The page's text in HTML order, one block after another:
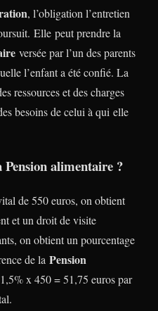
, l’obligation l’entretien
Elle peut prendre la
versée par l’un des parents
l’enfant a été confié. La
ressources et des charges
besoins de celui à qui elle
alimentaire ?
de 550 euros, on obtient
et un droit de visite
on obtient un pourcentage
de la Pension
x 450 = 51,75 euros par